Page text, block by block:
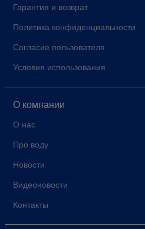
Гарантия и возврат
Политика конфиденциальности
Согласие пользователя
Условия использования
О компании
О нас
Про воду
Новости
Видеоновости
Контакты